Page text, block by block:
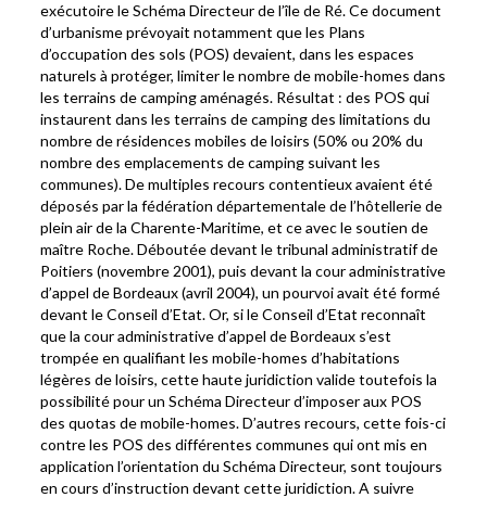
exécutoire le Schéma Directeur de l’île de Ré. Ce document
d’urbanisme prévoyait notamment que les Plans
d’occupation des sols (POS) devaient, dans les espaces
naturels à protéger, limiter le nombre de mobile-homes dans
les terrains de camping aménagés. Résultat : des POS qui
instaurent dans les terrains de camping des limitations du
nombre de résidences mobiles de loisirs (50% ou 20% du
nombre des emplacements de camping suivant les
communes). De multiples recours contentieux avaient été
déposés par la fédération départementale de l’hôtellerie de
plein air de la Charente-Maritime, et ce avec le soutien de
maître Roche. Déboutée devant le tribunal administratif de
Poitiers (novembre 2001), puis devant la cour administrative
d’appel de Bordeaux (avril 2004), un pourvoi avait été formé
devant le Conseil d’Etat. Or, si le Conseil d’Etat reconnaît
que la cour administrative d’appel de Bordeaux s’est
trompée en qualifiant les mobile-homes d’habitations
légères de loisirs, cette haute juridiction valide toutefois la
possibilité pour un Schéma Directeur d’imposer aux POS
des quotas de mobile-homes. D’autres recours, cette fois-ci
contre les POS des différentes communes qui ont mis en
application l’orientation du Schéma Directeur, sont toujours
en cours d’instruction devant cette juridiction. A suivre